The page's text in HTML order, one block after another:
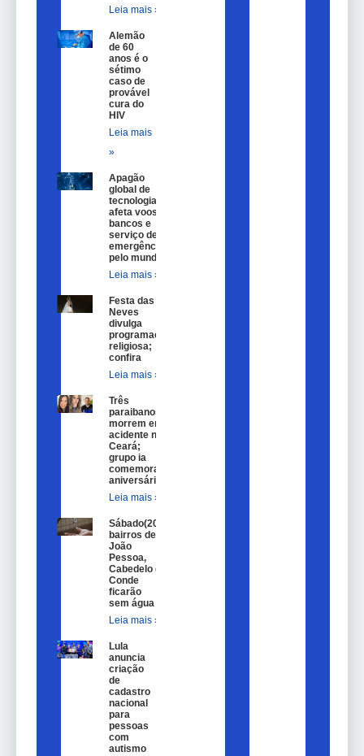
Leia mais »
Alemão
de 60
anos é o
sétimo
caso de
provável
cura do
HIV
Leia mais
»
Apagão
global de
tecnologia
afeta voos,
bancos e
serviço de
emergência
pelo mundo
Leia mais »
Festa das
Neves
divulga
programação
religiosa;
confira
Leia mais »
Três
paraibanos
morrem em
acidente no
Ceará;
grupo ia
comemorar
aniversário
Leia mais »
Sábado(20)
bairros de
João
Pessoa,
Cabedelo e
Conde
ficarão
sem água
Leia mais »
Lula
anuncia
criação
de
cadastro
nacional
para
pessoas
com
autismo